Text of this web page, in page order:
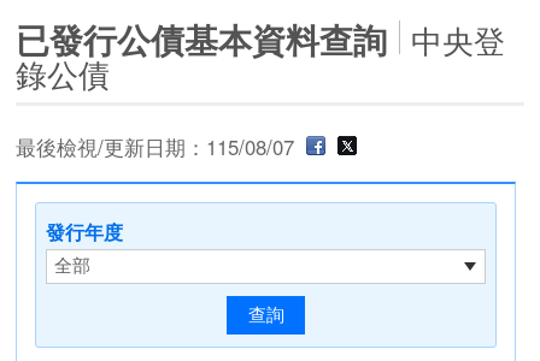
已發行公債基本資料查詢 中央登
錄公債
最後檢視/更新日期：115/08/07
發行年度